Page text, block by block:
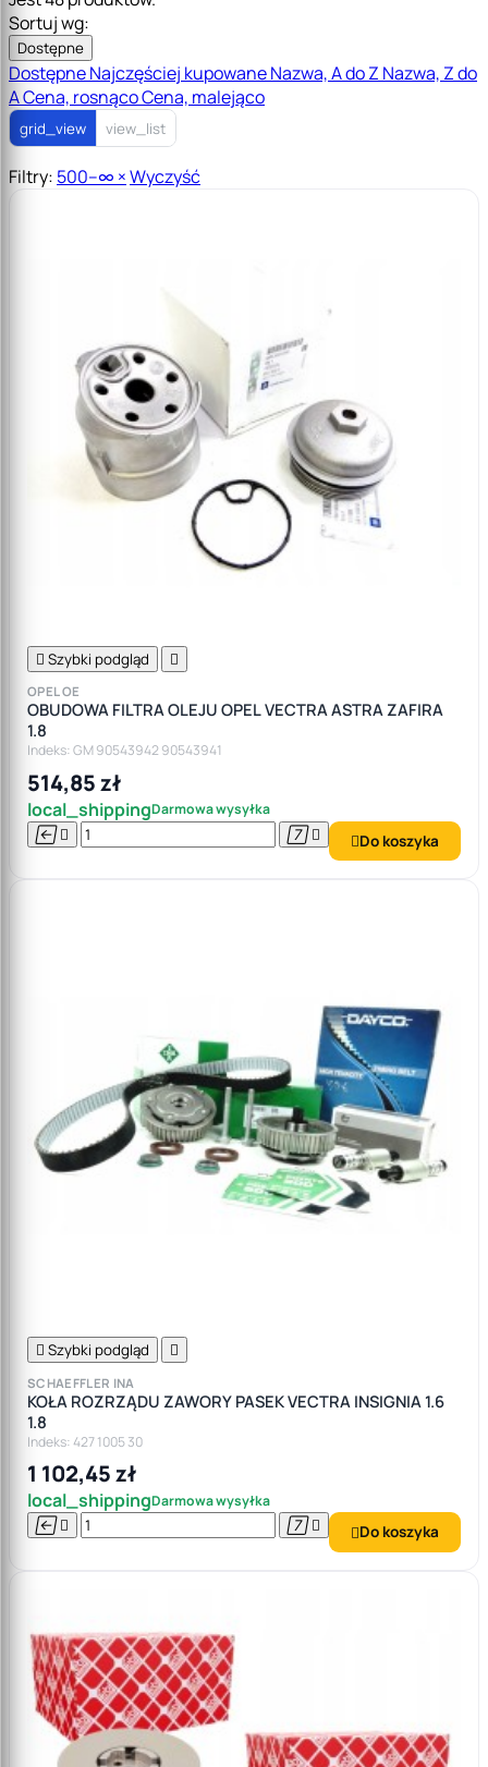
Sortuj wg:
Dostępne
DostępneNajczęściej kupowaneNazwa, A do Z Nazwa, Z do
ACena, rosnącoCena, malejąco
grid_view view_list
Filtry: 500–∞ ×Wyczyść
 Szybki podgląd 
OPEL OE
OBUDOWA FILTRA OLEJU OPEL VECTRA ASTRA ZAFIRA
1.8
Indeks: GM 90543942 90543941
514,85 zł
local_shippingDarmowa wysyłka
    Do koszyka
 Szybki podgląd 
SCHAEFFLER INA
KOŁA ROZRZĄDU ZAWORY PASEK VECTRA INSIGNIA 1.6
1.8
Indeks: 427 1005 30
1 102,45 zł
local_shippingDarmowa wysyłka
    Do koszyka